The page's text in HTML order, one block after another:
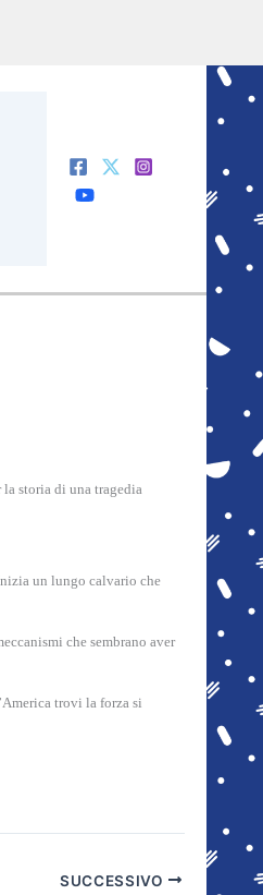
storia di una tragedia
un lungo calvario che
che sembrano aver
trovi la forza si
SUCCESSIVO